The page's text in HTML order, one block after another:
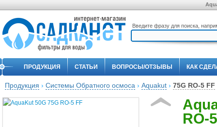
Введите фразу для поиска,
ПРОДУКЦИЯ СТАТЬИ ВОПРОСЫ/ОТЗЫВЫ КАК
Продукция › Системы Обратного осмоса › Aquakut › 75G RO-5 FF
RO-